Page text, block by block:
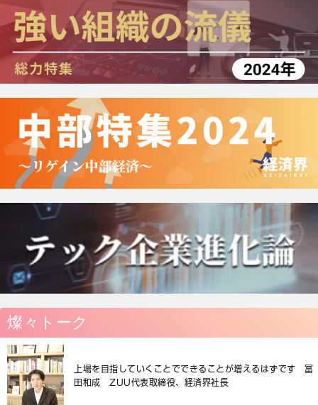
燦々トーク
上場を目指していくことでできることが増えるはずです 冨
田和成 ZUU代表取締役、経済界社長